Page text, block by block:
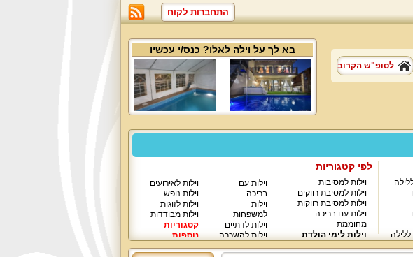
התחברות לקוח
בא לך על וילה לאלו? כנס/י עכשיו
לסופ"ש הקרוב
לפי קטגוריות
וילות למסיבות
וילות למסיבת רווקים
וילות למסיבת רווקות
וילות עם בריכה
מחוממת
וילות לימי הולדת
וילות עם
בריכה
וילות
למשפחות
וילות לדתיים
וילות להשכרה
וילות יוקרתיות
וילות לאירועים
וילות נופש
וילות לזוגות
וילות מבודדות
קטגוריות
נוספות